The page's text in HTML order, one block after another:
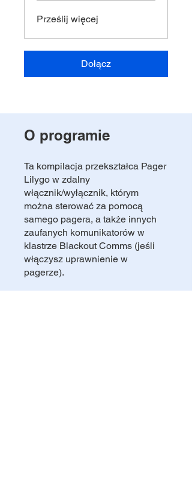
Prześlij więcej
Dołącz
O programie
Ta kompilacja przekształca Pager
Lilygo w zdalny
włącznik/wyłącznik, którym
można sterować za pomocą
samego pagera, a także innych
zaufanych komunikatorów w
klastrze Blackout Comms (jeśli
włączysz uprawnienie w
pagerze).